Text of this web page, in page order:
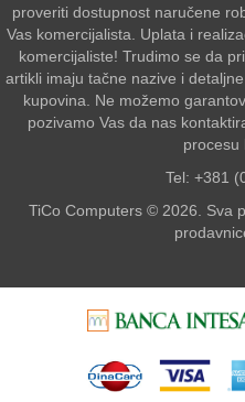
proveriti dostupnost naručene
Vas komercijalista. Uplata i
komercijaliste! Trudimo se da
artikli imaju tačne nazive i
kupovina. Ne možemo
pozivamo Vas da nas
procesu
Tel: +381
TiCo Computers © 2026. Sva